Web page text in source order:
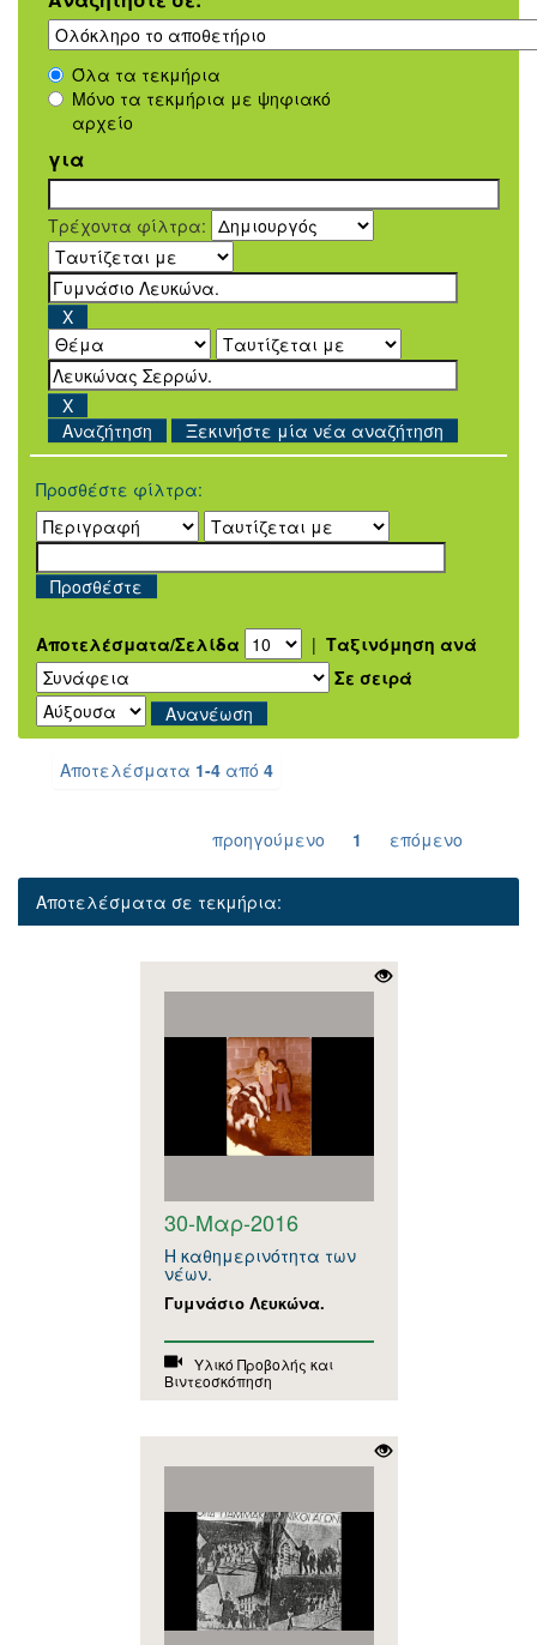
Όλα τα τεκμήρια
Μόνο τα τεκμήρια με ψηφιακό
αρχείο
για
Τρέχοντα φίλτρα:
Ξεκινήστε μία νέα αναζήτηση
Προσθέστε φίλτρα:
Αποτελέσματα/Σελίδα | Ταξινόμηση ανά
Σε σειρά
Αποτελέσματα 1-4 από 4
προηγούμενο 1 επόμενο
Αποτελέσματα σε τεκμήρια:
30-Μαρ-2016
Η καθημερινότητα των
νέων.
Γυμνάσιο Λευκώνα.
Υλικό Προβολής και
Βιντεοσκόπηση